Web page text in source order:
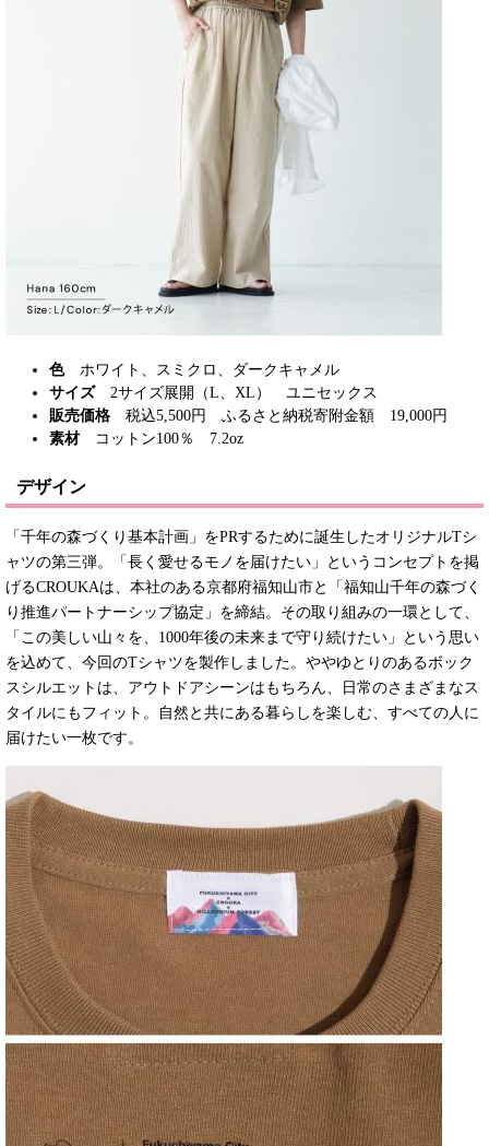
色 ホワイト、スミクロ、ダークキャメル
サイズ 2サイズ展開（L、XL） ユニセックス
販売価格 税込5,500円 ふるさと納税寄附金額 19,000円
素材
コットン100％ 7.2oz
デザイン
「千年の森づくり基本計画」をPRするために誕生したオリジナルTシ
ャツの第三弾。「長く愛せるモノを届けたい」というコンセプトを掲
げるCROUKAは、本社のある京都府福知山市と「福知山千年の森づく
り推進パートナーシップ協定」を締結。その取り組みの一環として、
「この美しい山々を、1000年後の未来まで守り続けたい」という思い
を込めて、今回のTシャツを製作しました。ややゆとりのあるボック
スシルエットは、アウトドアシーンはもちろん、日常のさまざまなス
タイルにもフィット。自然と共にある暮らしを楽しむ、すべての人に
届けたい一枚です。